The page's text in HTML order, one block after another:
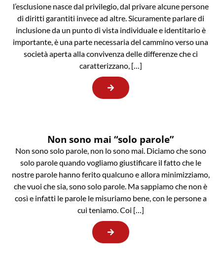
l’esclusione nasce dal privilegio, dal privare alcune persone
di diritti garantiti invece ad altre. Sicuramente parlare di
inclusione da un punto di vista individuale e identitario è
importante, è una parte necessaria del cammino verso una
società aperta alla convivenza delle differenze che ci
caratterizzano, […]
Non sono mai “solo parole”
Non sono solo parole, non lo sono mai. Diciamo che sono
solo parole quando vogliamo giustificare il fatto che le
nostre parole hanno ferito qualcuno e allora minimizziamo,
che vuoi che sia, sono solo parole. Ma sappiamo che non è
così e infatti le parole le misuriamo bene, con le persone a
cui teniamo. Coi […]